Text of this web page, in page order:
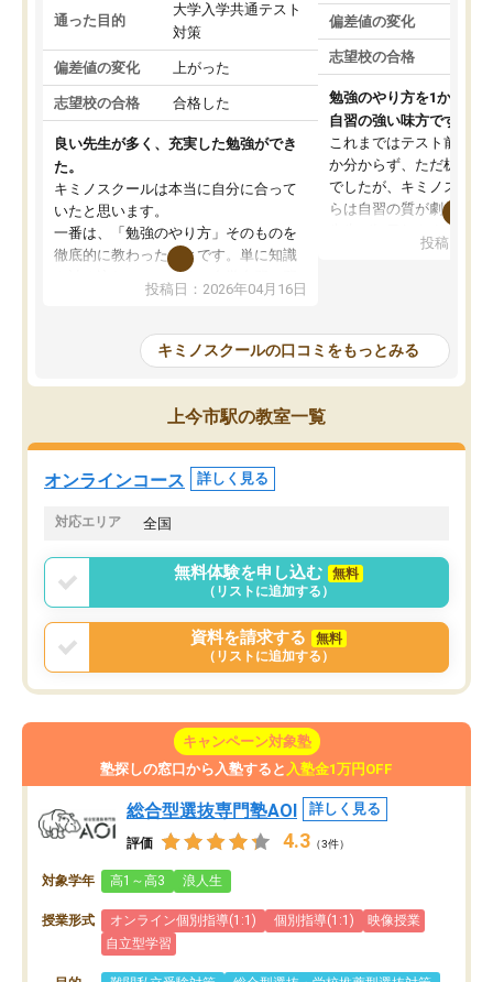
通った目的
大学入学共通テスト
対策
偏差値の変化 上がった
志望校の合格 合格した
良い先生が多く、充実した勉強ができ
た。
キミノスクールは本当に自分に合って
いたと思います。
一番は、「勉強のやり方」そのものを
徹底的に教わったことです。単に知識
を詰め込むのではなく、自学自習の習
慣が身につくよう並走してくれるの
はなくなりました。
講師の方との距離も近く、親身なコー
チングのおかげで、停滞期もモチベー
ションを維持できました。「やらされ
る勉強」から「目標のための勉強」へ
意識が変わったことが、目標校への合
投稿日：2026年04月16日
偏差値の変化
志望校の合格
勉強のやり方を1から教
自習の強い味方です。
これまではテスト前に何
か分からず、ただ机に座
でしたが、キミノスクー
らは自習の質が劇的に変
を明確にしてくれるの
の仕方をコーチングして
ルなので、家での学習習
身につきました。結果と
た。自分から学ぶ姿勢を
投稿日：
キミノスクールの口コミをもっとみる
上今市駅の教室一覧
オンラインコース 詳しく見る
対応エリア 全国
無料体験を申し込む
無料
（リストに追加する）
資料を請求する
無料
（リストに追加する）
キャンペーン対象塾
塾探しの窓口から入塾すると 入塾金1万円OFF
総合型選抜専門塾AOI 詳しく見る
評価 4.3 （3件）
対象学年 高1～高3 浪人生
授業形式 オンライン個別指導(1:1) 個別指導(1:1)
映像授業
自立型学習